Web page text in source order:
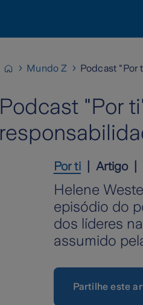
Mundo Z Podcast "Por
Podcast "Por
Por ti Artigo
Helene
episódio do
dos líderes
assumido
Partilhe este